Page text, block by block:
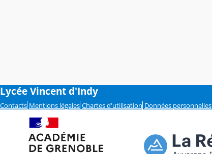
Lycée Vincent d'Indy
Contacts Mentions légales Chartes d'utilisation Données personnelles